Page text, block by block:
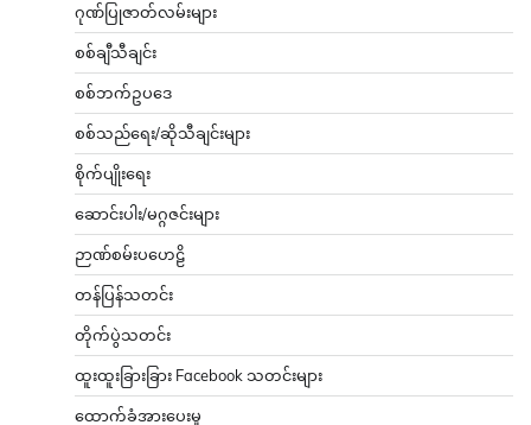
ဂုဏ်ပြုဇာတ်လမ်းများ
စစ်ချီသီချင်း
စစ်ဘက်ဥပဒေ
စစ်သည်ရေး/ဆိုသီချင်းများ
စိုက်ပျိုးရေး
ဆောင်းပါး/မဂ္ဂဇင်းများ
ဉာဏ်စမ်းပဟေဠိ
တန်ပြန်သတင်း
တိုက်ပွဲသတင်း
ထူးထူးခြားခြား Facebook သတင်းများ
ထောက်ခံအားပေးမှု